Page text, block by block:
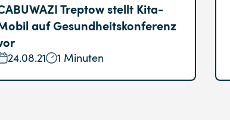
Treptow stellt Kita-
auf Gesundheitskonferenz
24.08.21 1 Minuten